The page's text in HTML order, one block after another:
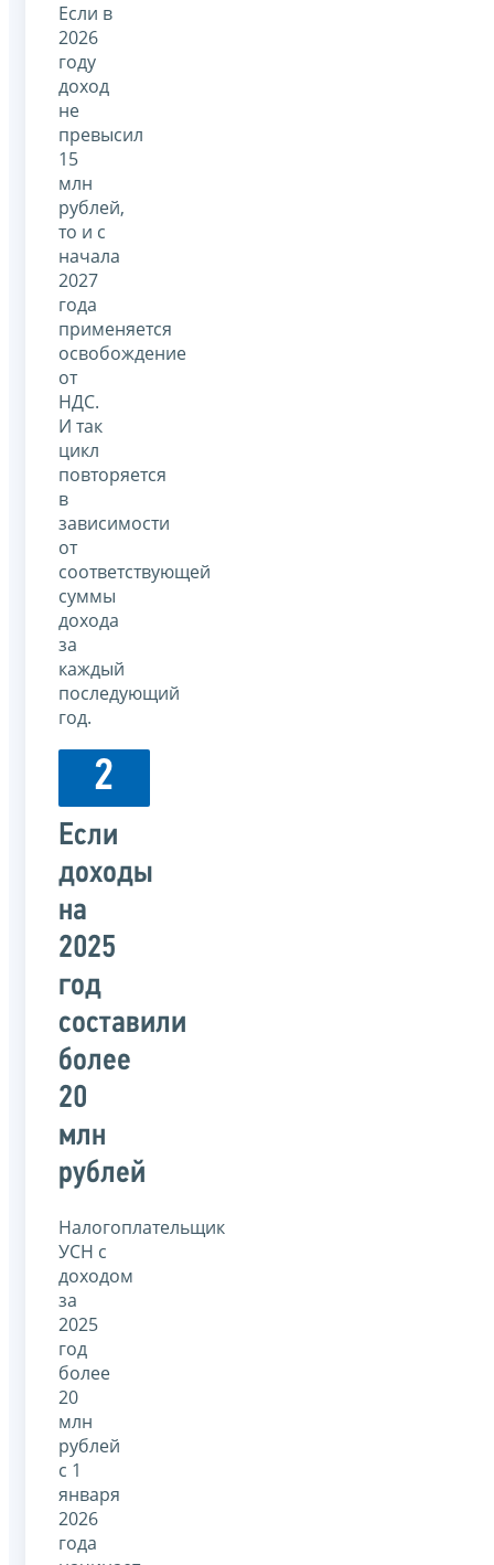
Если в
2026
году
доход
не
превысил
15
млн
рублей,
то и с
начала
2027
года
применяется
освобождение
от
НДС.
И так
цикл
повторяется
в
зависимости
от
соответствующей
суммы
дохода
за
каждый
последующий
год.
2
Если
доходы
на
2025
год
составили
более
20
млн
рублей
Налогоплательщик
УСН с
доходом
за
2025
год
более
20
млн
рублей
с 1
января
2026
года